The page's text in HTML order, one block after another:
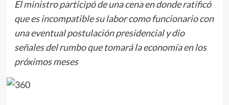
El ministro participó de una cena en donde ratificó
que es incompatible su labor como funcionario con
una eventual postulación presidencial y dio
señales del rumbo que tomará la economía en los
próximos meses